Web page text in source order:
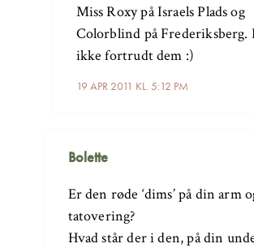
19 APR 2011 KL. 5:12 PM
Miss Roxy på Israels Plads og
Colorblind på Frederiksberg.
ikke fortrudt dem :)
Bolette
Er den røde ‘dims’ på din arm
tatovering?
Hvad står der i den, på din